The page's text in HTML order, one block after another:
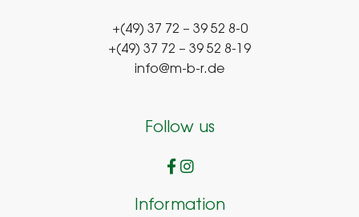
+(49) 37 72 – 39 52 8-0
+(49) 37 72 – 39 52 8-19
info@m-b-r.de
Follow us
Information